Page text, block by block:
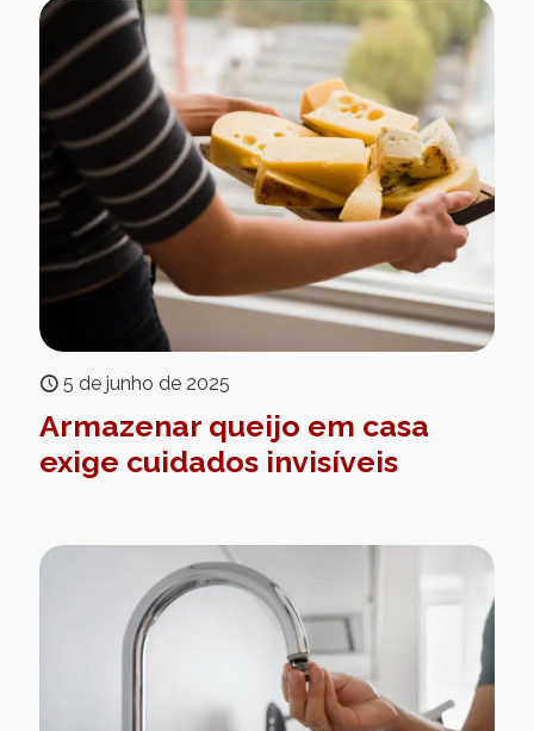
5 de junho de 2025
Armazenar queijo em casa
exige cuidados invisíveis